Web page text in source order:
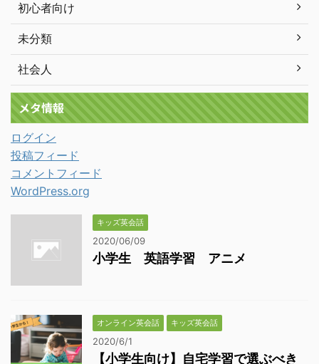
初心者向け
未分類
社会人
メタ情報
ログイン
投稿フィード
コメントフィード
WordPress.org
キッズ英会話
2020/06/09
小学生 英語学習 アニメ
オンライン英会話 キッズ英会話
2020/6/1
【小学生向け】自宅学習で選ぶべき